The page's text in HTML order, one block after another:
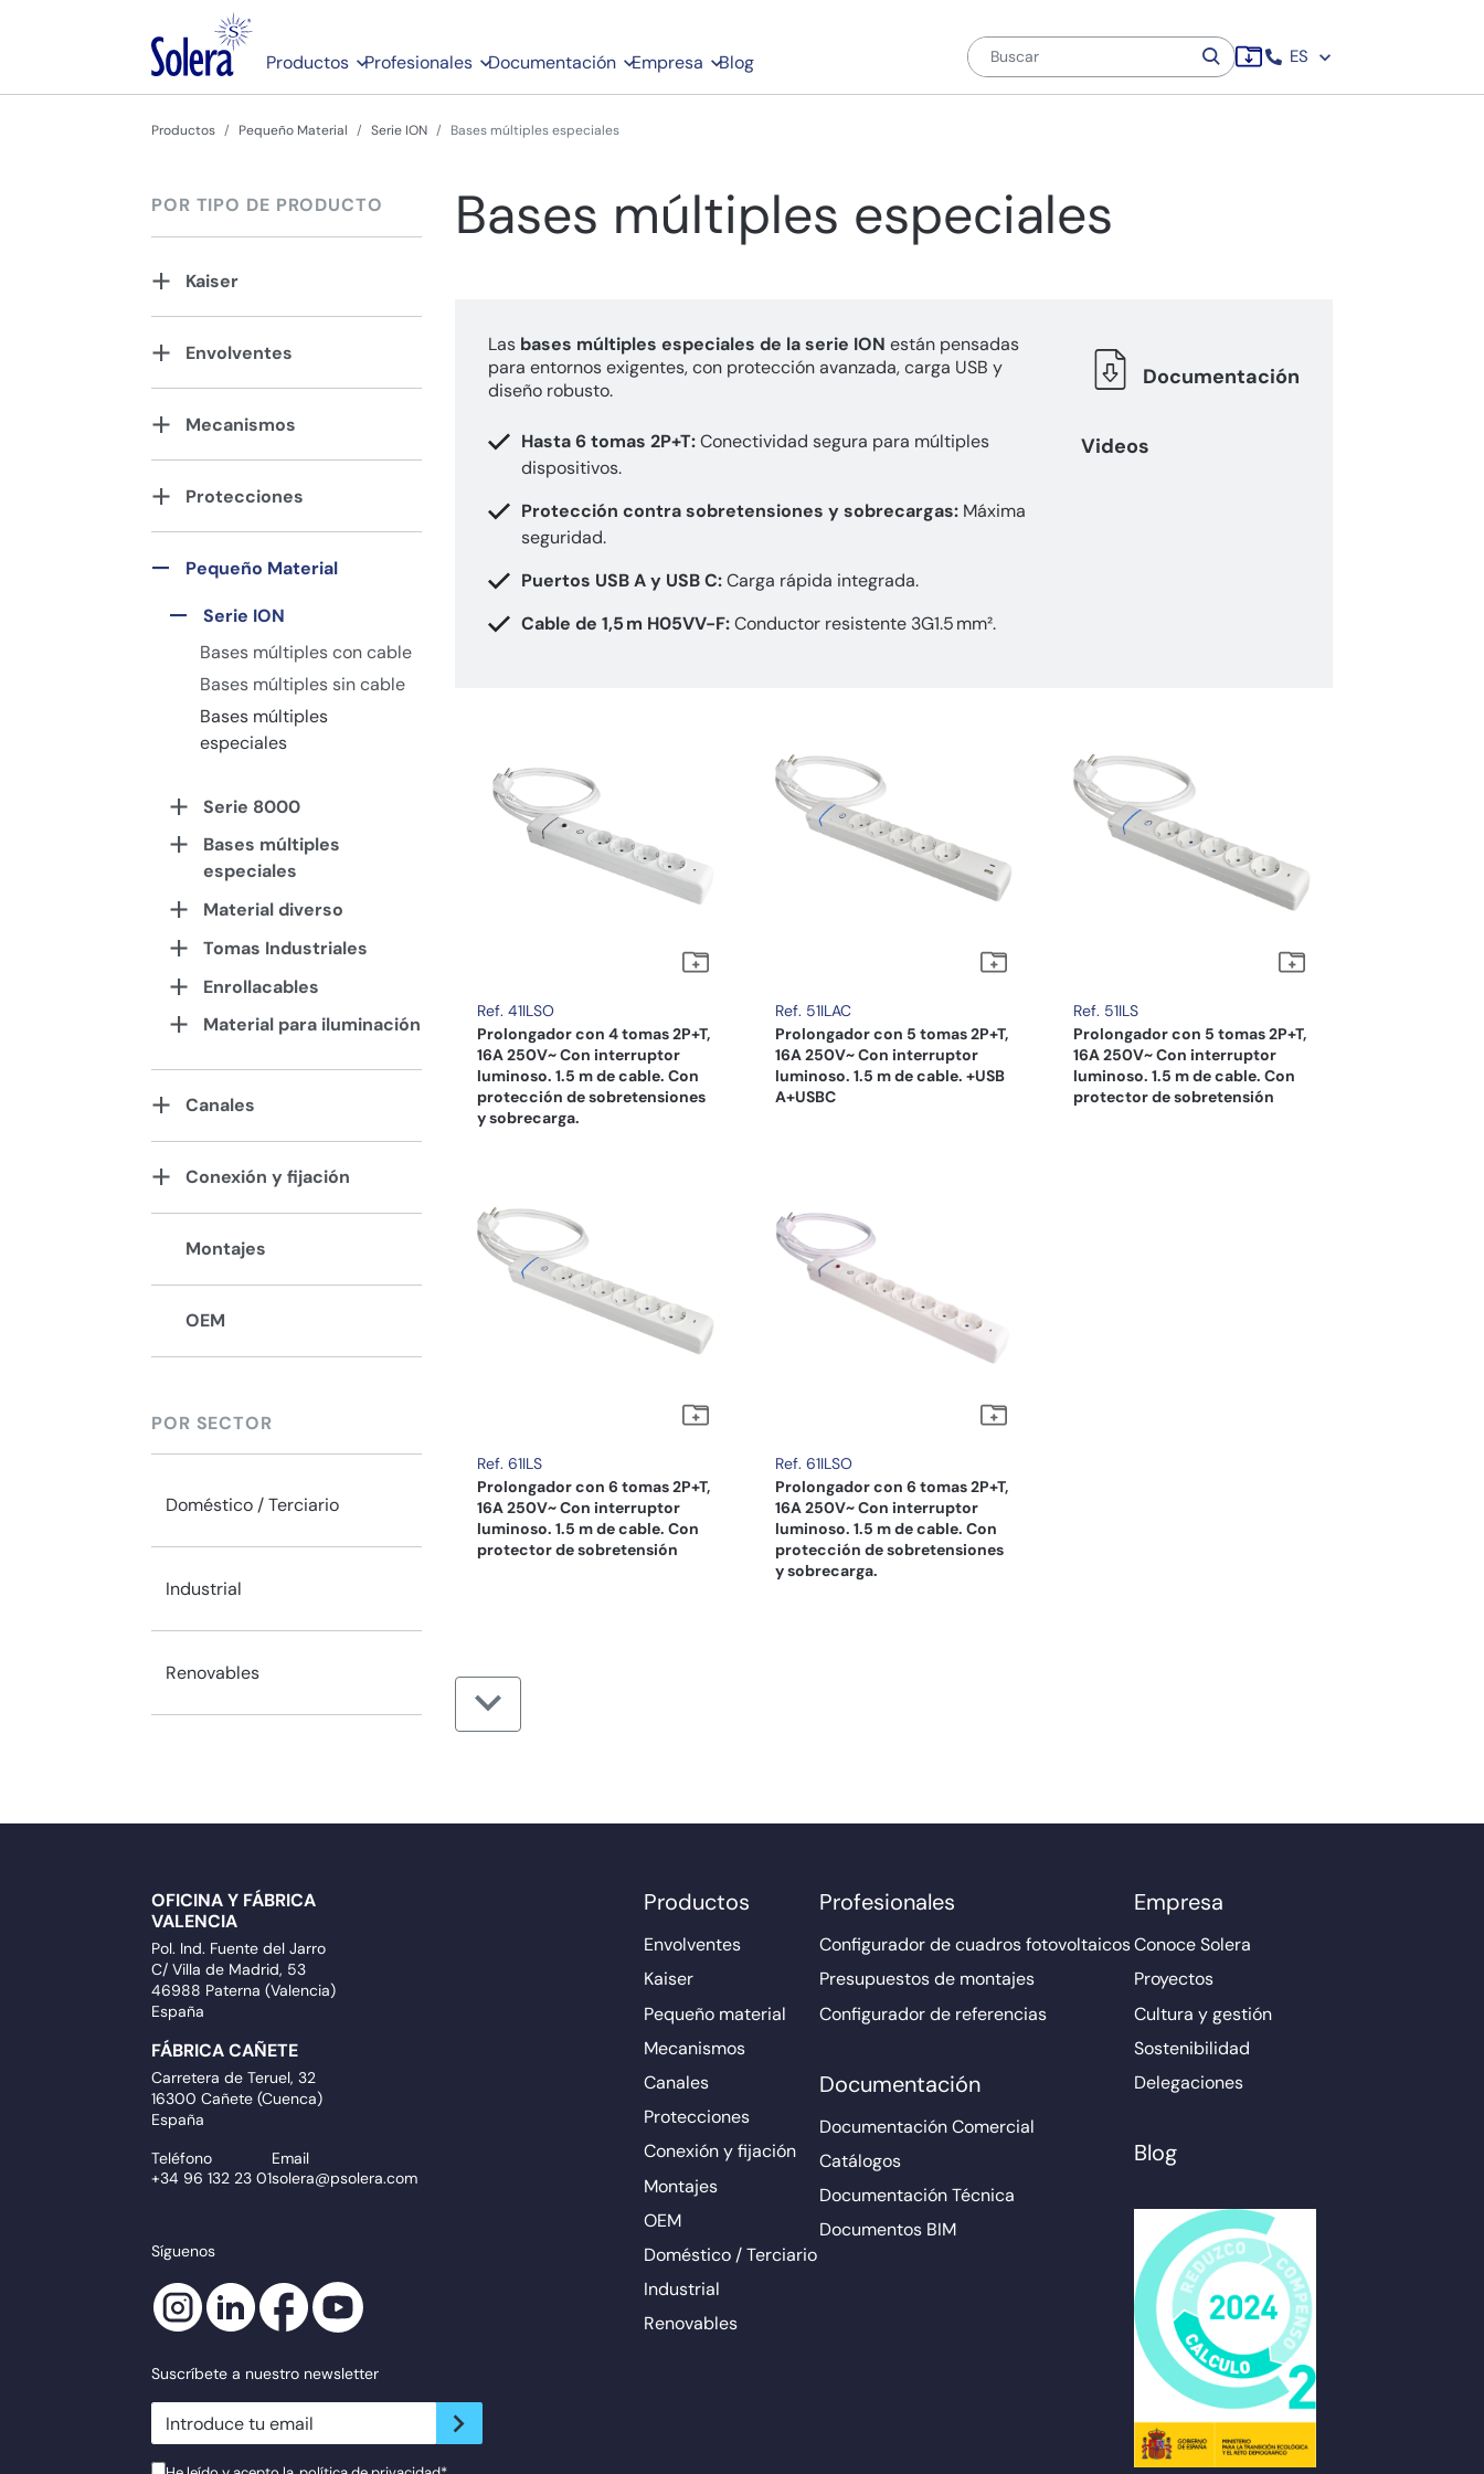
Productos Profesionales Documentación Empresa Blog ES
Productos Pequeño Material Serie ION Bases múltiples especiales
POR TIPO DE PRODUCTO
Kaiser
Envolventes
Mecanismos
Protecciones
Pequeño Material
Serie ION
Bases múltiples con cable
Bases múltiples sin cable
Bases múltiples
especiales
Serie 8000
Bases múltiples
especiales
Material diverso
Tomas Industriales
Enrollacables
Material para iluminación
Canales
Conexión y fijación
Montajes
OEM
POR SECTOR
Doméstico / Terciario
Industrial
Renovables
Bases múltiples especiales
Las bases múltiples especiales de la serie ION están pensadas
para entornos exigentes, con protección avanzada, carga USB y
diseño robusto.
Hasta 6 tomas 2P+T:Conectividad segura para múltiples
dispositivos.
Protección contra sobretensiones y sobrecargas: Máxima
seguridad.
Puertos USB A y USB C:Carga rápida integrada.
Cable de 1,5 m H05VV-F:Conductor resistente 3G1.5 mm².
Documentación
Videos
Ref. 41ILSO
Prolongador con 4 tomas 2P+T,
16A 250V~ Con interruptor
luminoso. 1.5 m de cable. Con
protección de sobretensiones
y sobrecarga.
Ref. 51ILAC
Prolongador con 5 tomas 2P+T,
16A 250V~ Con interruptor
luminoso. 1.5 m de cable. +USB
A+USBC
Ref. 51ILS
Prolongador con 5 tomas 2P+T,
16A 250V~ Con interruptor
luminoso. 1.5 m de cable. Con
protector de sobretensión
Ref. 61ILS
Prolongador con 6 tomas 2P+T,
16A 250V~ Con interruptor
luminoso. 1.5 m de cable. Con
protector de sobretensión
Ref. 61ILSO
Prolongador con 6 tomas 2P+T,
16A 250V~ Con interruptor
luminoso. 1.5 m de cable. Con
protección de sobretensiones
y sobrecarga.
OFICINA Y FÁBRICA
VALENCIA
Pol. Ind. Fuente del Jarro
C/ Villa de Madrid, 53
46988 Paterna (Valencia)
España
FÁBRICA CAÑETE
Carretera de Teruel, 32
16300 Cañete (Cuenca)
España
Teléfono
+34 96 132 23 01
Email
solera@psolera.com
Síguenos
Suscríbete a nuestro newsletter
newsletter.suscribe
Productos
Envolventes
Kaiser
Pequeño material
Mecanismos
Canales
Protecciones
Conexión y fijación
Montajes
OEM
Doméstico / Terciario
Industrial
Renovables
Profesionales
Configurador de cuadros fotovoltaicos
Presupuestos de montajes
Configurador de referencias
Documentación
Documentación Comercial
Catálogos
Documentación Técnica
Documentos BIM
Empresa
Conoce Solera
Proyectos
Cultura y gestión
Sostenibilidad
Delegaciones
Blog